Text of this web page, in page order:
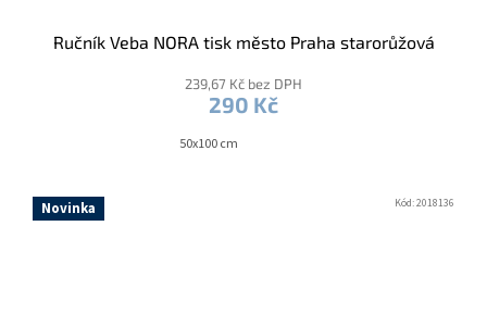
Ručník Veba NORA tisk město Praha starorůžová
239,67 Kč bez DPH
290 Kč
50x100 cm
Novinka Kód:2018136